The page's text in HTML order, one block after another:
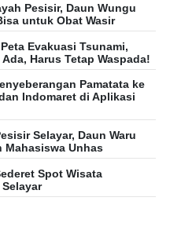
Pesisir, Daun Wungu
untuk Obat Wasir
Evakuasi Tsunami,
Harus Tetap Waspada!
Pamatata ke
Indomaret di Aplikasi
Selayar, Daun Waru
Mahasiswa Unhas
Spot Wisata